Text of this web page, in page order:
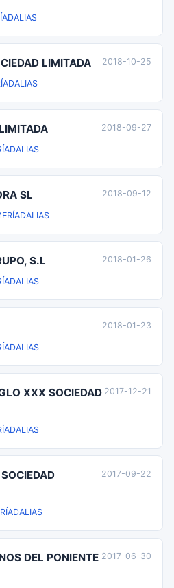
DALIAS
LIMITADA
DALIAS
2018-10-25
DALIAS
2018-09-27
SL
DALIAS
2018-09-12
S.L
DALIAS
2018-01-26
DALIAS
2018-01-23
XXX SOCIEDAD
DALIAS
2017-12-21
DALIAS
2017-09-22
DEL PONIENTE 2017-06-30